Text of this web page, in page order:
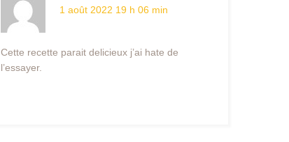
1 août 2022 19 h 06 min
Cette recette parait delicieux j’ai hate de
l’essayer.